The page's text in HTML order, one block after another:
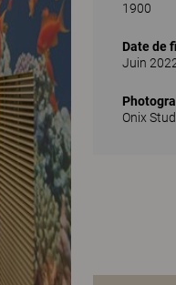
1900
Date de
Juin
Onix